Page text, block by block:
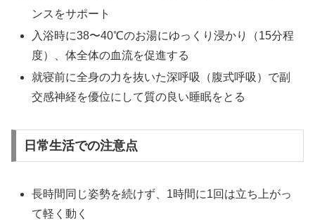
ンスをサポート
入浴時に38〜40℃のお湯にゆっくり浸かり（15分程
度）、体全体の血流を促進する
就寝前に全身の力を抜いた深呼吸（腹式呼吸）で副
交感神経を優位にして質の良い睡眠をとる
日常生活での注意点
長時間同じ姿勢を続けず、1時間に1回は立ち上がっ
て軽く動く